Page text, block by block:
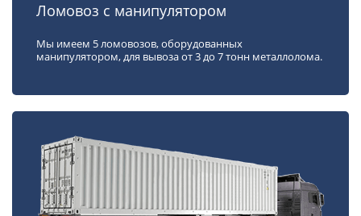
Ломовоз с манипулятором
Мы имеем 5 ломовозов, оборудованных
манипулятором, для вывоза от 3 до 7 тонн металлолома.